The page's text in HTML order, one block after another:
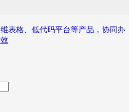
表格、低代码平台等产品，协同办